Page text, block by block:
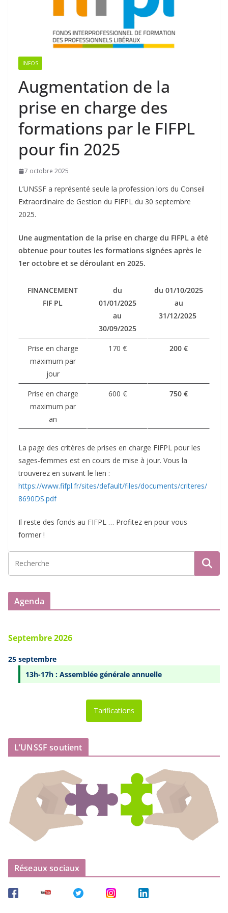
INFOS
Augmentation de la
prise en charge des
formations par le FIFPL
pour fin 2025
7 octobre 2025
L’UNSSF a représenté seule la profession lors du Conseil
Extraordinaire de Gestion du FIFPL du 30 septembre
2025.
Une augmentation de la prise en charge du FIFPL a été
obtenue pour toutes les formations signées après le
1er octobre et se déroulant en 2025.
FINANCEMENT
FIF PL
du
01/01/2025
au
30/09/2025
du 01/10/2025
au
31/12/2025
Prise en charge
maximum par
jour
170 € 200 €
Prise en charge
maximum par
an
600 € 750 €
La page des critères de prises en charge FIFPL pour les
sages-femmes est en cours de mise à jour. Vous la
trouverez en suivant le lien :
https://www.fifpl.fr/sites/default/files/documents/criteres/
8690DS.pdf
Il reste des fonds au FIFPL … Profitez en pour vous
former !
Agenda
Septembre 2026
25 septembre
13h-17h : Assemblée générale annuelle
Tarifications
L’UNSSF soutient
Réseaux sociaux